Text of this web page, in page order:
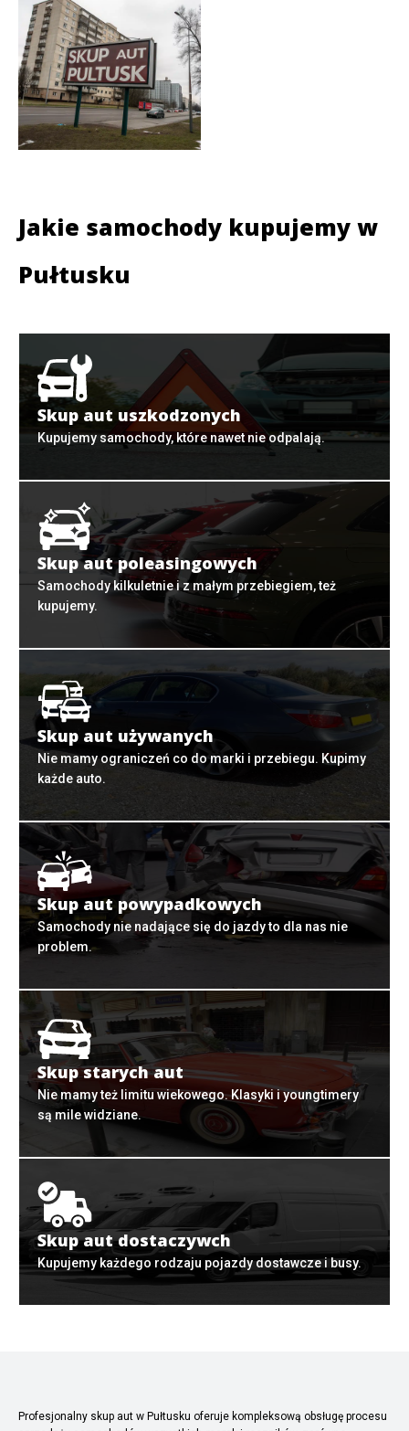
Jakie samochody kupujemy w
Pułtusku
Skup aut uszkodzonych
Kupujemy samochody, które nawet nie odpalają.
Skup aut poleasingowych
Samochody kilkuletnie i z małym przebiegiem, też
kupujemy.
Skup aut używanych
Nie mamy ograniczeń co do marki i przebiegu. Kupimy
każde auto.
Skup aut powypadkowych
Samochody nie nadające się do jazdy to dla nas nie
problem.
Skup starych aut
Nie mamy też limitu wiekowego. Klasyki i youngtimery
są mile widziane.
Skup aut dostaczywch
Kupujemy każdego rodzaju pojazdy dostawcze i busy.
Profesjonalny skup aut w Pułtusku oferuje kompleksową obsługę procesu